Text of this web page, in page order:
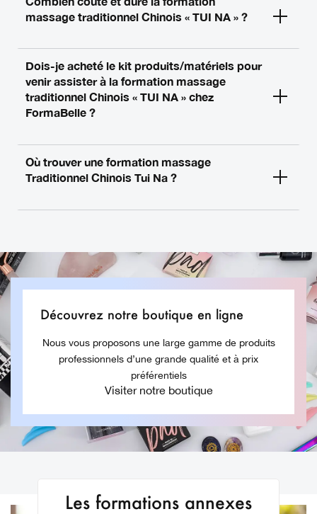
massage traditionnel Chinois « TUI NA » ?
Dois-je acheté le kit produits/matériels pour
venir assister à la formation massage
traditionnel Chinois « TUI NA » chez
FormaBelle ?
Où trouver une formation massage
Traditionnel Chinois Tui Na ?
Découvrez notre boutique en ligne
Nous vous proposons une large gamme de produits
professionnels d’une grande qualité et à prix
préférentiels
Visiter notre boutique
Les formations annexes